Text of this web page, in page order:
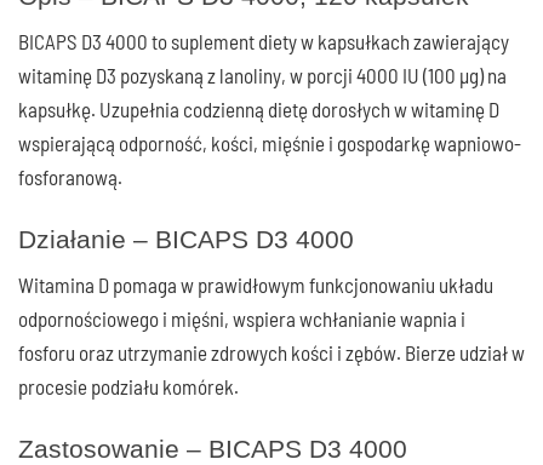
BICAPS D3 4000 to suplement diety w kapsułkach zawierający
witaminę D3 pozyskaną z lanoliny, w porcji 4000 IU (100 µg) na
kapsułkę. Uzupełnia codzienną dietę dorosłych w witaminę D
wspierającą odporność, kości, mięśnie i gospodarkę wapniowo-
fosforanową.
Działanie – BICAPS D3 4000
Witamina D pomaga w prawidłowym funkcjonowaniu układu
odpornościowego i mięśni, wspiera wchłanianie wapnia i
fosforu oraz utrzymanie zdrowych kości i zębów. Bierze udział w
procesie podziału komórek.
Zastosowanie – BICAPS D3 4000